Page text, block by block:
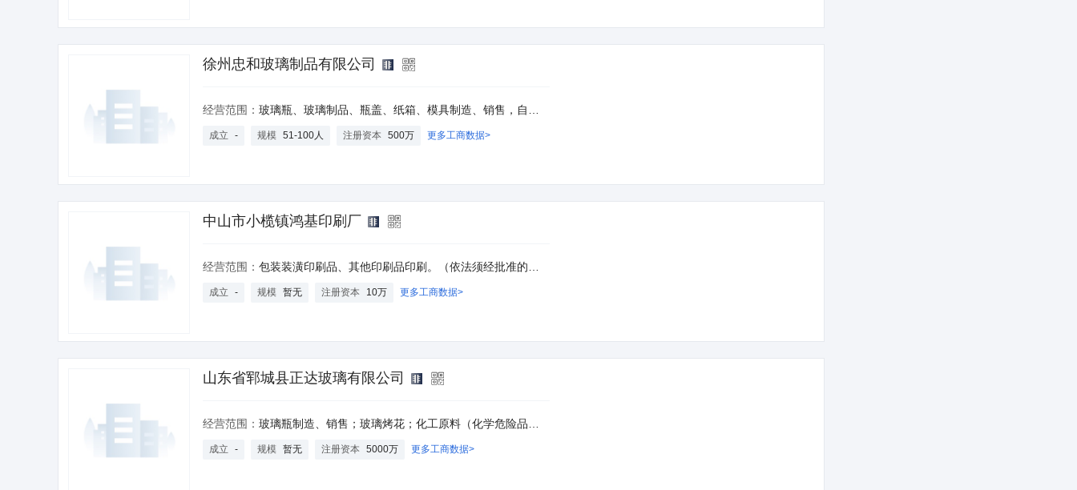
徐州忠和玻璃制品有限公司
经营范围： 玻璃瓶、玻璃制品、瓶盖、纸箱、模具制造、销售，自营和代理各类商品及技术的进出口业务（国家限定或禁止进出口的商品及技术除外）。（依法须经批准的项目，经相关部门批准后方可开展经营活动）
成立 - 规模 51-100人 注册资本 500万 更多工商数据>
中山市小榄镇鸿基印刷厂
经营范围： 包装装潢印刷品、其他印刷品印刷。（依法须经批准的项目，经相关部门批准后方可开展经营活动。）(依法须经批准的项目，经相关部门批准后方可开展经营活动)
成立 - 规模 暂无 注册资本 10万 更多工商数据>
山东省郓城县正达玻璃有限公司
经营范围： 玻璃瓶制造、销售；玻璃烤花；化工原料（化学危险品除外）销售。（依法须经批准的项目，经相关部门批准后方可开展经营活动）。
成立 - 规模 暂无 注册资本 5000万 更多工商数据>